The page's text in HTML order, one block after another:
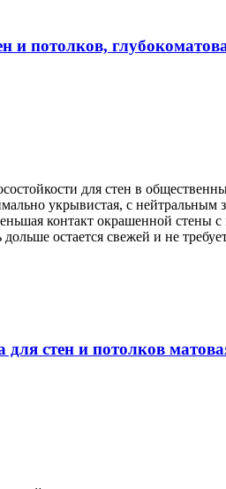
потолков,
для стен в
укрывистая, с
контакт окрашенной стены
остается свежей и не
стен и потолков